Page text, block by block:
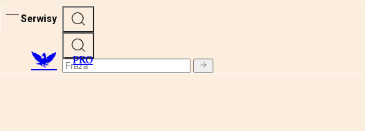
Serwisy
PRO